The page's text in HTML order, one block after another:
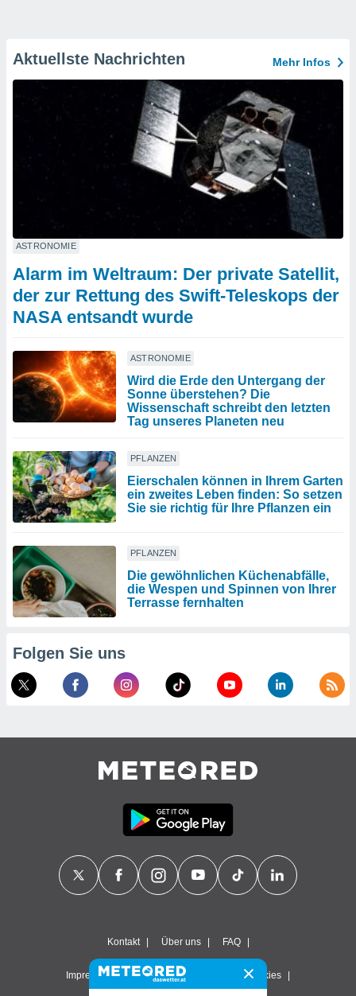
Aktuellste Nachrichten Mehr Infos
ASTRONOMIE
Alarm im Weltraum: Der private Satellit,
der zur Rettung des Swift-Teleskops der
NASA entsandt wurde
ASTRONOMIE
Wird die Erde den Untergang der
Sonne überstehen? Die
Wissenschaft schreibt den letzten
Tag unseres Planeten neu
PFLANZEN
Eierschalen können in Ihrem Garten
ein zweites Leben finden: So setzen
Sie sie richtig für Ihre Pflanzen ein
PFLANZEN
Die gewöhnlichen Küchenabfälle,
die Wespen und Spinnen von Ihrer
Terrasse fernhalten
Folgen Sie uns
Kontakt Über uns FAQ
Impressum & Nutzungsbedingungen Cookies